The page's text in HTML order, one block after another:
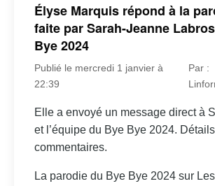
Élyse Marquis répond à la
faite par Sarah-Jeanne
Bye 2024
Publié le mercredi 1 janvier à
22:39
Par :
Elle a envoyé un message direct à
et l’équipe du Bye Bye 2024.
commentaires.
La parodie du Bye Bye 2024 sur